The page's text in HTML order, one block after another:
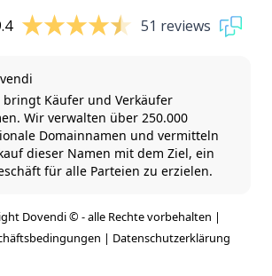
51 reviews
bringt Käufer und Verkäufer
Wir verwalten über 250.000
Domainnamen und vermitteln
dieser Namen mit dem Ziel, ein
für alle Parteien zu erzielen.
Dovendi © - alle Rechte vorbehalten |
| Datenschutzerklärung